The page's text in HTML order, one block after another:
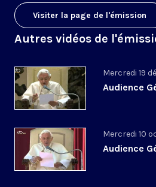
Visiter la page de l'émission
Autres vidéos de
Mercredi 19
Audience
Mercredi 10
Audience